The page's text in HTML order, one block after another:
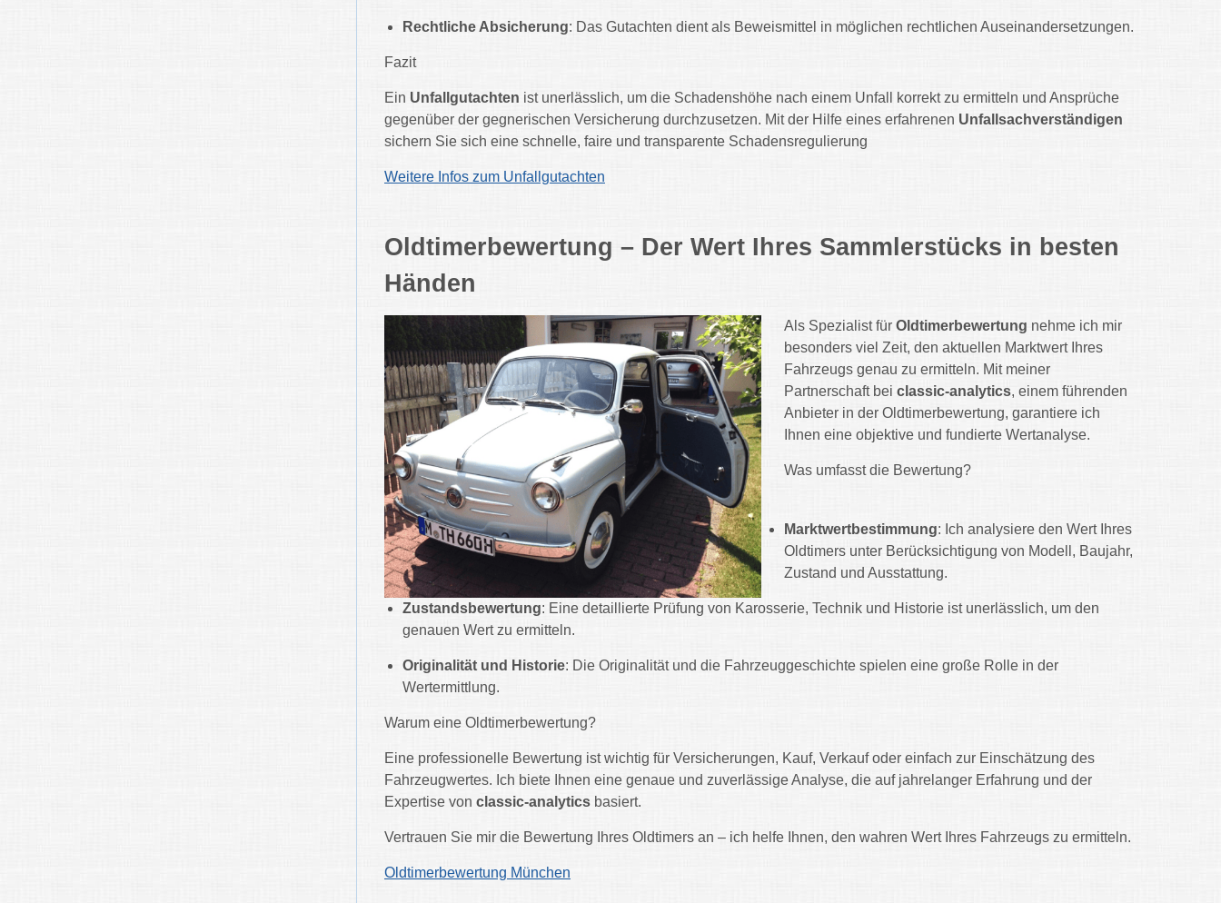
Rechtliche Absicherung: Das Gutachten dient als Beweismittel in möglichen rechtlichen Auseinandersetzungen.
Fazit
Ein Unfallgutachten ist unerlässlich, um die Schadenshöhe nach einem Unfall korrekt zu ermitteln und Ansprüche
gegenüber der gegnerischen Versicherung durchzusetzen. Mit der Hilfe eines erfahrenen Unfallsachverständigen
sichern Sie sich eine schnelle, faire und transparente Schadensregulierung
Weitere Infos zum Unfallgutachten
Oldtimerbewertung – Der Wert Ihres Sammlerstücks in besten
Händen
Als Spezialist für Oldtimerbewertung nehme ich mir
besonders viel Zeit, den aktuellen Marktwert Ihres
Fahrzeugs genau zu ermitteln. Mit meiner
Partnerschaft bei classic-analytics, einem führenden
Anbieter in der Oldtimerbewertung, garantiere ich
Ihnen eine objektive und fundierte Wertanalyse.
Was umfasst die Bewertung?
Marktwertbestimmung: Ich analysiere den Wert Ihres
Oldtimers unter Berücksichtigung von Modell, Baujahr,
Zustand und Ausstattung.
Zustandsbewertung: Eine detaillierte Prüfung von Karosserie, Technik und Historie ist unerlässlich, um den
genauen Wert zu ermitteln.
Originalität und Historie: Die Originalität und die Fahrzeuggeschichte spielen eine große Rolle in der
Wertermittlung.
Warum eine Oldtimerbewertung?
Eine professionelle Bewertung ist wichtig für Versicherungen, Kauf, Verkauf oder einfach zur Einschätzung des
Fahrzeugwertes. Ich biete Ihnen eine genaue und zuverlässige Analyse, die auf jahrelanger Erfahrung und der
Expertise von classic-analytics basiert.
Vertrauen Sie mir die Bewertung Ihres Oldtimers an – ich helfe Ihnen, den wahren Wert Ihres Fahrzeugs zu ermitteln.
Oldtimerbewertung München